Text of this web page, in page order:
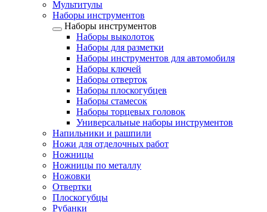
Мультитулы
Наборы инструментов
Наборы инструментов
Наборы выколоток
Наборы для разметки
Наборы инструментов для автомобиля
Наборы ключей
Наборы отверток
Наборы плоскогубцев
Наборы стамесок
Наборы торцевых головок
Универсальные наборы инструментов
Напильники и рашпили
Ножи для отделочных работ
Ножницы
Ножницы по металлу
Ножовки
Отвертки
Плоскогубцы
Рубанки